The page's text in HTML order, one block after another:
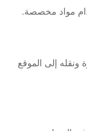
مواد مخصصة.
ونقله إلى الموقع